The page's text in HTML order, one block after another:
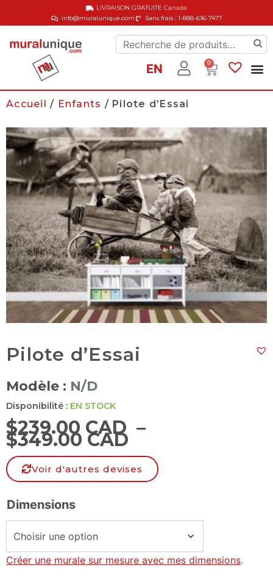
info@muralunique.com Sans frais : 1-888-616-7477
LIVRAISON GRATUITECanada
EN 0
Accueil / Enfants / Pilote d’Essai
Pilote d’Essai
Modèle : N/D
Disponibilité : EN STOCK
$239.00 CAD –
$349.00 CAD
Voir d'autres devises
Dimensions
Créer une murale sur mesure avec mes dimensions.